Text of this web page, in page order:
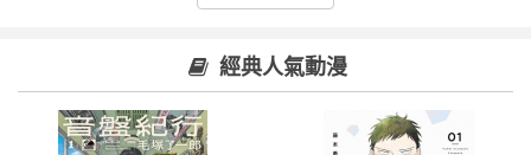
經典人氣動漫